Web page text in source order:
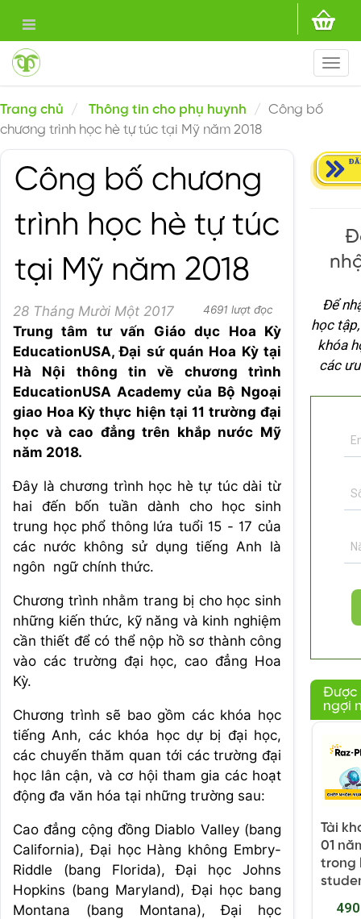
Trang chủ Thông tin cho phụ huynh
Công bố
chương trình học hè tự túc tại Mỹ năm 2018
Công bố chương
trình học hè tự túc
tại Mỹ năm 2018
28 Tháng Mười Một 2017 4691 lượt đọc
Trung tâm tư vấn Giáo dục Hoa Kỳ
EducationUSA, Đại sứ quán Hoa Kỳ tại
Hà Nội thông tin về chương trình
EducationUSA Academy của Bộ Ngoại
giao Hoa Kỳ thực hiện tại 11 trường đại
học và cao đẳng trên khắp nước Mỹ
năm 2018.
Đây là chương trình học hè tự túc dài từ
hai đến bốn tuần dành cho học sinh
trung học phổ thông lứa tuổi 15 - 17 của
các nước không sử dụng tiếng Anh là
ngôn ngữ chính thức.
Chương trình nhằm trang bị cho học sinh
những kiến thức, kỹ năng và kinh nghiệm
cần thiết để có thể nộp hồ sơ thành công
vào các trường đại học, cao đẳng Hoa
Kỳ.
Chương trình sẽ bao gồm các khóa học
tiếng Anh, các khóa học dự bị đại học,
các chuyến thăm quan tới các trường đại
học lân cận, và cơ hội tham gia các hoạt
động đa văn hóa tại những trường sau:
Cao đẳng cộng đồng Diablo Valley (bang
California), Đại học Hàng không Embry-
Riddle (bang Florida), Đại học Johns
Hopkins (bang Maryland), Đại học bang
Montana (bang Montana), Đại học
Để
học
khóa
các
Được
ngợi
Tài
01
trong